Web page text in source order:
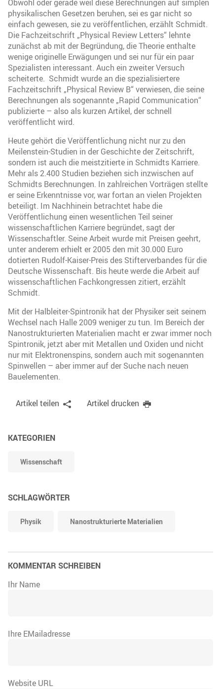
Obwohl oder gerade weil diese Berechnungen auf simplen
physikalischen Gesetzen beruhen, sei es gar nicht so
einfach gewesen, sie zu veröffentlichen, erzählt Schmidt.
Die Fachzeitschrift „Physical Review Letters“ lehnte
zunächst ab mit der Begründung, die Theorie enthalte
wenige originelle Erwägungen und sei nur für ein paar
Spezialisten interessant. Auch ein zweiter Versuch
scheiterte. Schmidt wurde an die spezialisiertere
Fachzeitschrift „Physical Review B“ verwiesen, die seine
Berechnungen als sogenannte „Rapid Communication“
publizierte – also als kurzen Artikel, der schnell
veröffentlicht wird.
Heute gehört die Veröffentlichung nicht nur zu den
Meilenstein-Studien in der Geschichte der Zeitschrift,
sondern ist auch die meistzitierte in Schmidts Karriere.
Mehr als 2.400 Studien beziehen sich inzwischen auf
Schmidts Berechnungen. In zahlreichen Vorträgen stellte
er seine Erkenntnisse vor, war fortan an vielen Projekten
beteiligt. Im Nachhinein betrachtet habe die
Veröffentlichung einen wesentlichen Teil seiner
wissenschaftlichen Karriere begründet, sagt der
Wissenschaftler. Seine Arbeit wurde mit Preisen geehrt,
unter anderem erhielt er 2005 den mit 30.000 Euro
dotierten Rudolf-Kaiser-Preis des Stifterverbandes für die
Deutsche Wissenschaft. Bis heute werde die Arbeit auf
wissenschaftlichen Fachkongressen zitiert, erzählt
Schmidt.
Mit der Halbleiter-Spintronik hat der Physiker seit seinem
Wechsel nach Halle 2009 weniger zu tun. Im Bereich der
Nanostrukturierten Materialien macht er zwar immer noch
Spintronik, jetzt aber mit Metallen und Oxiden und nicht
nur mit Elektronenspins, sondern auch mit sogenannten
Spinwellen – aber immer auf der Suche nach neuen
Bauelementen.
Artikel teilen Artikel drucken
KATEGORIEN
Wissenschaft
SCHLAGWÖRTER
Physik Nanostrukturierte Materialien
KOMMENTAR SCHREIBEN
Ihr Name
Ihre EMailadresse
Website URL